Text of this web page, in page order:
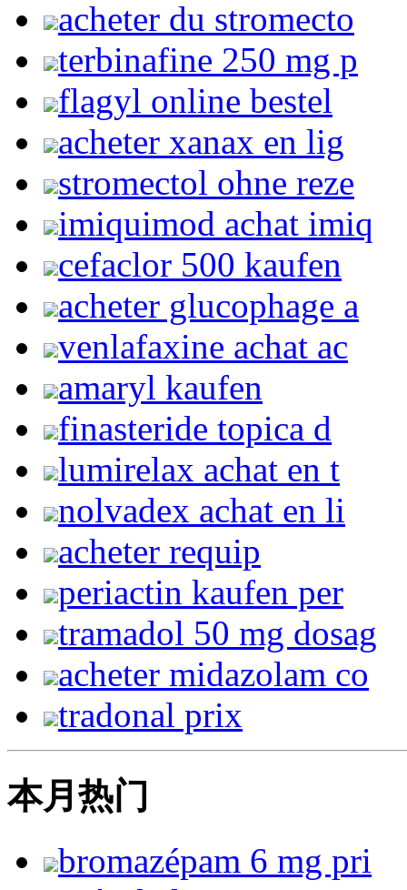
acheter du stromecto
terbinafine 250 mg p
flagyl online bestel
acheter xanax en lig
stromectol ohne reze
imiquimod achat imiq
cefaclor 500 kaufen
acheter glucophage a
venlafaxine achat ac
amaryl kaufen
finasteride topica d
lumirelax achat en t
nolvadex achat en li
acheter requip
periactin kaufen per
tramadol 50 mg dosag
acheter midazolam co
tradonal prix
本月热门
bromazépam 6 mg pri